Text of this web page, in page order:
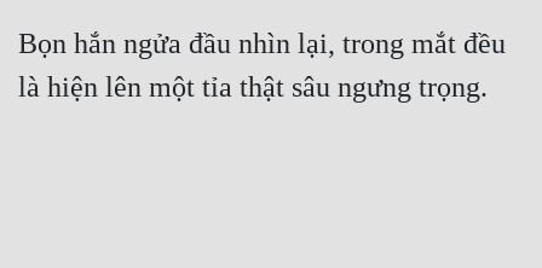
Bọn hắn ngửa đầu nhìn lại, trong mắt đều
là hiện lên một tỉa thật sâu ngưng trọng.